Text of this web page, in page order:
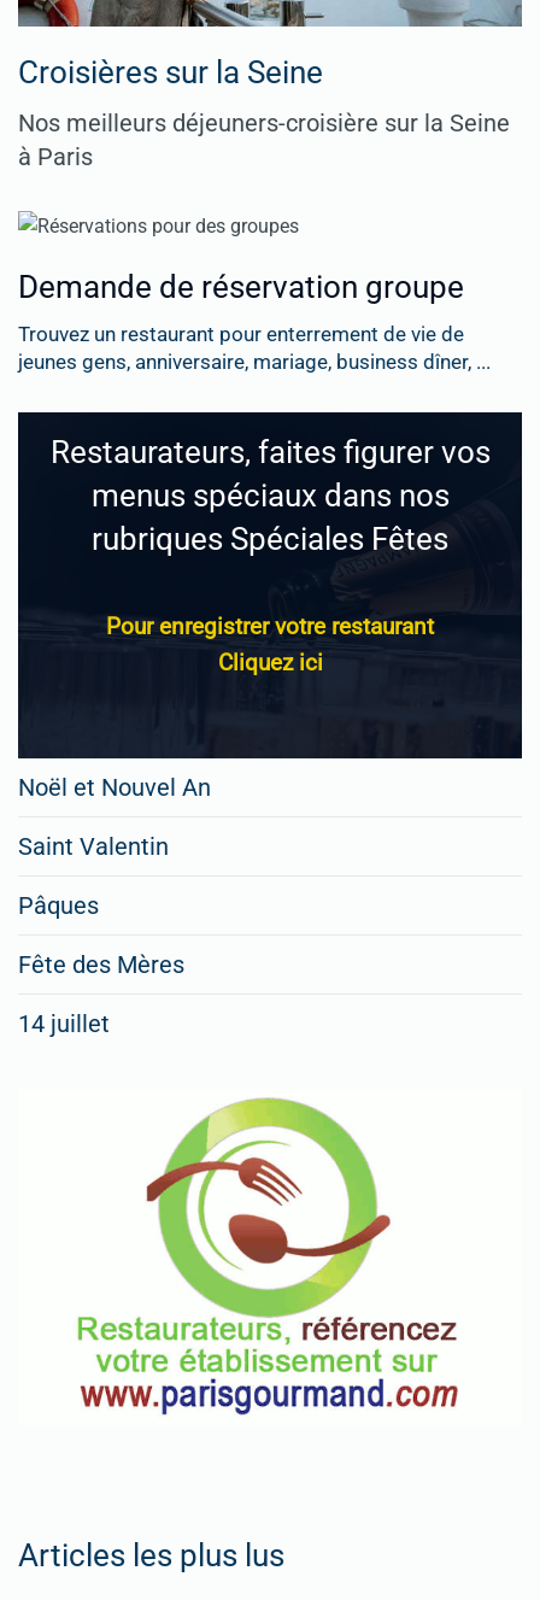
Croisières sur la Seine
Nos meilleurs déjeuners-croisière sur la Seine
à Paris
Demande de réservation groupe
Trouvez un restaurant pour enterrement de vie de
jeunes gens, anniversaire, mariage, business dîner, ...
Restaurateurs, faites figurer vos
menus spéciaux dans nos
rubriques Spéciales Fêtes
Pour enregistrer votre restaurant
Cliquez ici
Noël et Nouvel An
Saint Valentin
Pâques
Fête des Mères
14 juillet
Articles les plus lus